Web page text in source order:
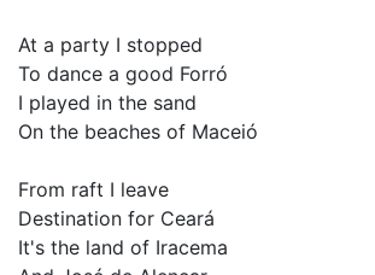
At a party I stopped
To dance a good Forró
I played in the sand
On the beaches of Maceió
From raft I leave
Destination for Ceará
It's the land of Iracema